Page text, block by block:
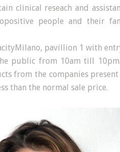
clinical reseach and
people and their
pavillion 1 with
public from 10am till
from the companies
than the normal sale price.